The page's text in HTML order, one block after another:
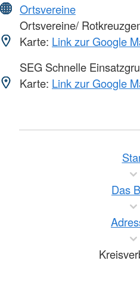
Ortsvereine
Ortsvereine/
Karte: Link zur Google
SEG Schnelle
Karte: Link zur Google
Das